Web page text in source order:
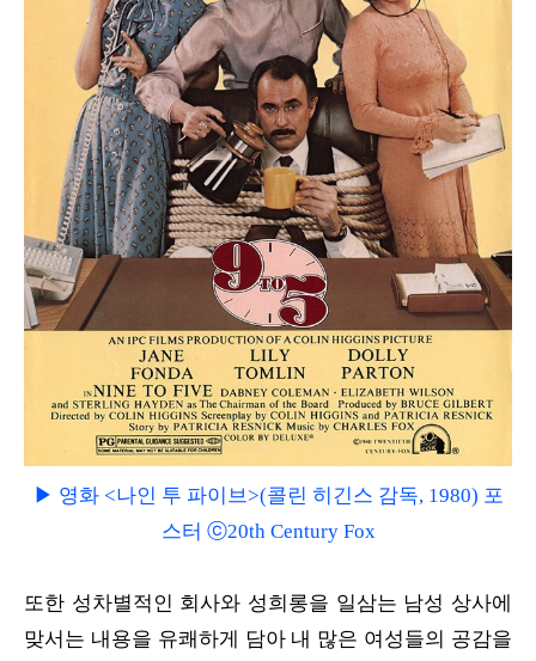
▶ 영화 <나인 투 파이브>(콜린 히긴스 감독, 1980) 포
스터 ⓒ20th Century Fox
또한 성차별적인 회사와 성희롱을 일삼는 남성 상사에
맞서는 내용을 유쾌하게 담아 내 많은 여성들의 공감을